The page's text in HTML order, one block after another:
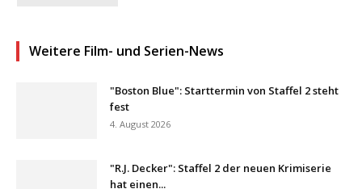
Weitere Film- und Serien-News
"Boston Blue": Starttermin von Staffel 2 steht
fest
4. August 2026
"R.J. Decker": Staffel 2 der neuen Krimiserie
hat einen...